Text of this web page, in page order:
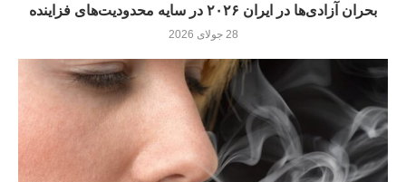
بحران آزادی‌ها در ایران ۲۰۲۶ در سایه محدودیت‌های فزاینده
28 جولای 2026